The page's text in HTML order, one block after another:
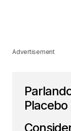
Advertisement